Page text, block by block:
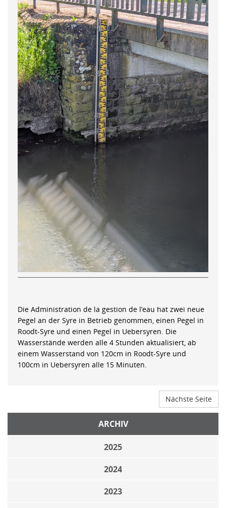
Die Administration de la gestion de l’eau hat zwei neue
Pegel an der Syre in Betrieb genommen, einen Pegel in
Roodt-Syre und einen Pegel in Uebersyren. Die
Wasserstände werden alle 4 Stunden aktualisiert, ab
einem Wasserstand von 120cm in Roodt-Syre und
100cm in Uebersyren alle 15 Minuten.
Nächste Seite
ARCHIV
2025
2024
2023